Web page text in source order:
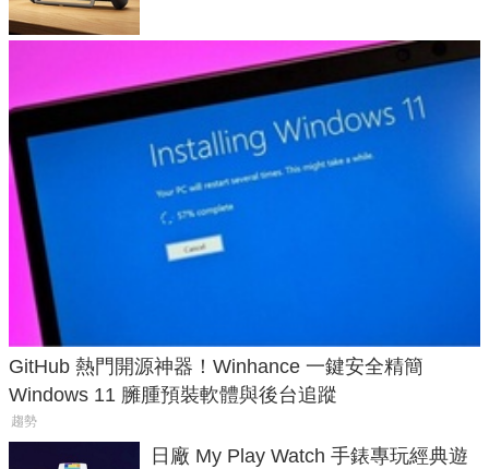
GitHub 熱門開源神器！Winhance 一鍵安全精簡
Windows 11 臃腫預裝軟體與後台追蹤
趨勢
日廠 My Play Watch 手錶專玩經典遊